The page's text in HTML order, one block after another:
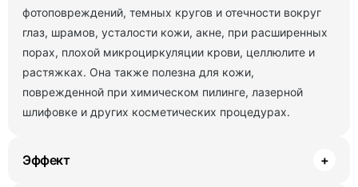
фотоповреждений, темных кругов и отечности вокруг
глаз, шрамов, усталости кожи, акне, при расширенных
порах, плохой микроциркуляции крови, целлюлите и
растяжках. Она также полезна для кожи,
поврежденной при химическом пилинге, лазерной
шлифовке и других косметических процедурах.
Эффект +